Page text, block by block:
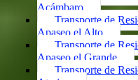
Acámbaro
Transporte de
Apaseo el Alto
Transporte de
Apaseo el Grande
Transporte de